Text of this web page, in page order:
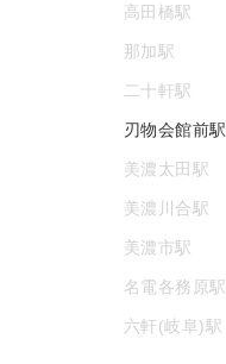
高田橋駅
那加駅
二十軒駅
刃物会館前駅
美濃太田駅
美濃川合駅
美濃市駅
名電各務原駅
六軒(岐阜)駅